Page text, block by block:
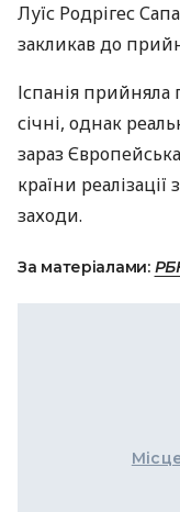
Луїс Родрігес
закликав до
Іспанія
січні, однак
зараз
країни
заходи.
За матеріалами: